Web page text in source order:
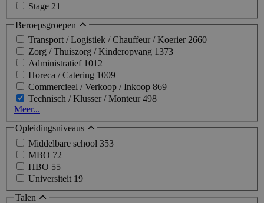
Stage 21
Beroepsgroepen
Transport / Logistiek / Chauffeur / Koerier 2660
Zorg / Thuiszorg / Kinderopvang 1373
Administratief 1012
Horeca / Catering 1009
Commercieel / Verkoop / Inkoop 869
Technisch / Klusser / Monteur498
Meer...
Opleidingsniveaus
Middelbare school 353
MBO 72
HBO 55
Universiteit 19
Talen